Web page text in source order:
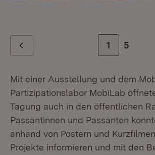
Zur Seite
1 Zur
5
Mit einer Ausstellung und dem
Partizipationslabor MobiLab
Tagung auch in den öffentlichen
Passantinnen und Passanten
anhand von Postern und
Projekte informieren und mit den